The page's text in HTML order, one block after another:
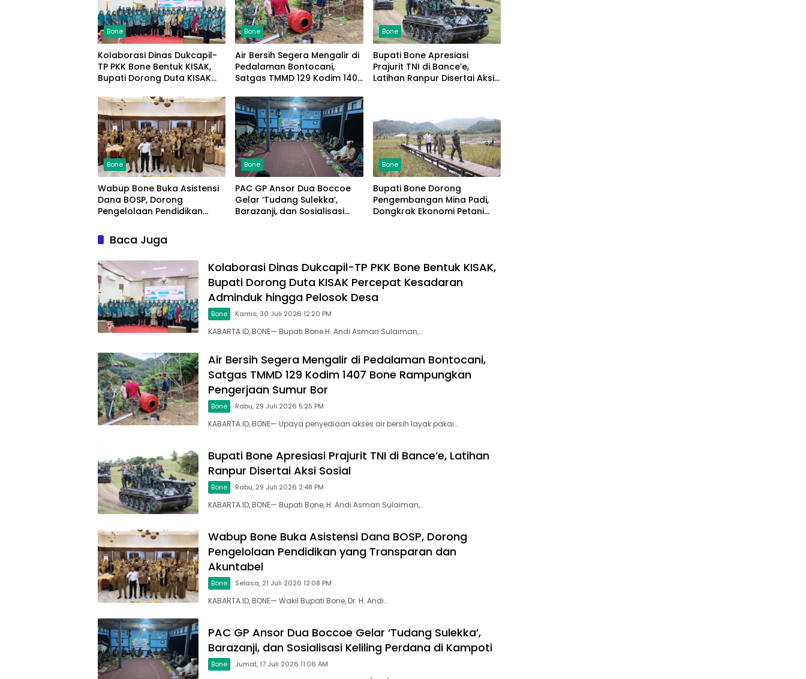
Bone
Kolaborasi Dinas Dukcapil-
TP PKK Bone Bentuk KISAK,
Bupati Dorong Duta KISAK
Adminduk hingga Pelosok
Desa
Bone
Air Bersih Segera Mengalir di
Pedalaman Bontocani,
Satgas TMMD 129 Kodim 1407
Pengerjaan Sumur Bor
Bone
Bupati Bone Apresiasi
Prajurit TNI di Bance’e,
Latihan Ranpur Disertai Aksi
Bone
Wabup Bone Buka Asistensi
Dana BOSP, Dorong
Pengelolaan Pendidikan
Akuntabel
Bone
PAC GP Ansor Dua Boccoe
Gelar ‘Tudang Sulekka’,
Barazanji, dan Sosialisasi
Bone
Bupati Bone Dorong
Pengembangan Mina Padi,
Dongkrak Ekonomi Petani
Baca Juga
Kolaborasi Dinas Dukcapil-TP PKK Bone Bentuk KISAK,
Bupati Dorong Duta KISAK Percepat Kesadaran
Adminduk hingga Pelosok Desa
Bone Kamis, 30 Juli 2026 12:20 PM
KABARTA.ID, BONE— Bupati Bone H. Andi Asman Sulaiman,…
Air Bersih Segera Mengalir di Pedalaman Bontocani,
Satgas TMMD 129 Kodim 1407 Bone Rampungkan
Pengerjaan Sumur Bor
Bone Rabu, 29 Juli 2026 5:25 PM
KABARTA.ID, BONE— Upaya penyediaan akses air bersih layak pakai…
Bupati Bone Apresiasi Prajurit TNI di Bance’e, Latihan
Ranpur Disertai Aksi Sosial
Bone Rabu, 29 Juli 2026 2:48 PM
KABARTA.ID, BONE— Bupati Bone, H. Andi Asman Sulaiman,…
Wabup Bone Buka Asistensi Dana BOSP, Dorong
Pengelolaan Pendidikan yang Transparan dan
Akuntabel
Bone Selasa, 21 Juli 2026 12:08 PM
KABARTA.ID, BONE— Wakil Bupati Bone, Dr. H. Andi…
PAC GP Ansor Dua Boccoe Gelar ‘Tudang Sulekka’,
Barazanji, dan Sosialisasi Keliling Perdana di Kampoti
Bone Jumat, 17 Juli 2026 11:06 AM